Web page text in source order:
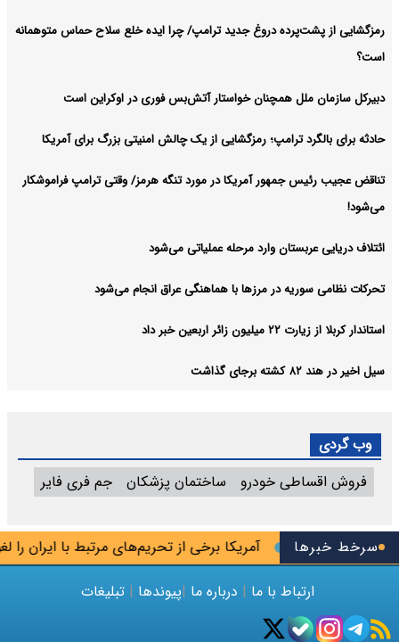
سرخط خبرها آمریکا برخی از تحریم‌های مرتبط با ایران را لغو
رمزگشایی از پشت‌پرده دروغ جدید ترامپ/ چرا ایده خلع سلاح حماس متوهمانه
است؟
دبیرکل سازمان ملل همچنان خواستار آتش‌بس فوری در اوکراین است
حادثه برای بالگرد ترامپ؛ رمزگشایی از یک چالش امنیتی بزرگ برای آمریکا
تناقض عجیب رئیس جمهور آمریکا در مورد تنگه هرمز/ وقتی ترامپ فراموشکار
می‌شود!
ائتلاف دریایی عربستان وارد مرحله عملیاتی می‌شود
تحرکات نظامی سوریه در مرزها با هماهنگی عراق انجام می‌شود
استاندار کربلا از زیارت ۲۲ میلیون زائر اربعین خبر داد
سیل اخیر در هند ۸۲ کشته برجای گذاشت
وب گردی
فروش اقساطی خودرو
ساختمان پزشکان جم فری فایر
ارتباط با ما | درباره ما |پیوندها | تبلیغات